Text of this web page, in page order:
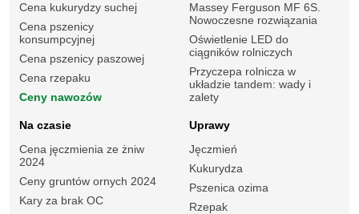
Cena kukurydzy suchej
Cena pszenicy
konsumpcyjnej
Cena pszenicy paszowej
Cena rzepaku
Ceny nawozów
Massey Ferguson MF 6S.
Nowoczesne rozwiązania
Oświetlenie LED do
ciągników rolniczych
Przyczepa rolnicza w
układzie tandem: wady i
zalety
Na czasie
Cena jęczmienia ze żniw
2024
Ceny gruntów ornych 2024
Kary za brak OC
Uprawy
Jęczmień
Kukurydza
Pszenica ozima
Rzepak